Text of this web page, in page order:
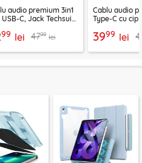
audio premium 3in1
USB-C, Jack Techsuit
99 lei 4799 lei
Cablu audio
Type-C cu cip
1m
3999 lei